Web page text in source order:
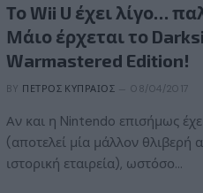
Το Wii U έχει λίγο…
Μάιο έρχεται το
Warmastered Edition!
BY ΠΈΤΡΟΣ ΚΥΠΡΑΊΟΣ 08/04/2017
Αν και η Nintendo επισήμως
(αποτελεί μία μάλλον θλιβερή
ιστορική εταιρεία), ωστόσο…